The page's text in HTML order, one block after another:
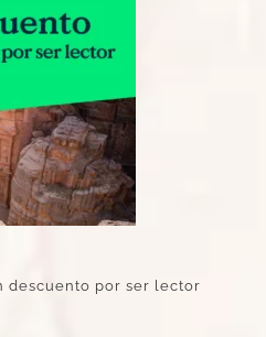
descuento por ser lector